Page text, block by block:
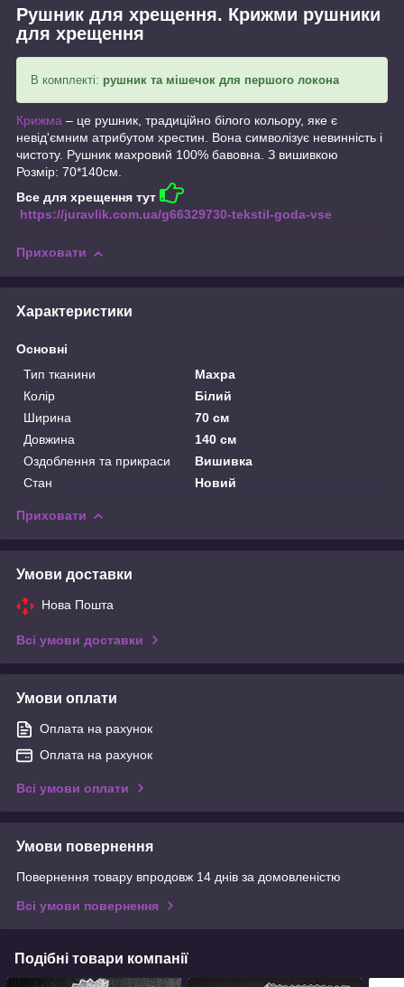
Рушник для хрещення. Крижми рушники
для хрещення
В комплекті: рушник та мішечок для першого локона
Крижма – це рушник, традиційно білого кольору, яке є
невід'ємним атрибутом хрестин. Вона символізує невинність і
чистоту. Рушник махровий 100% бавовна. З вишивкою
Розмір: 70*140см.
Все для хрещення тут
https://juravlik.com.ua/g66329730-tekstil-goda-vse
Приховати
Характеристики
Основні
Тип тканини
Махра
Колір
Білий
Ширина
70 см
Довжина
140 см
Оздоблення та прикраси
Вишивка
Стан
Новий
Приховати
Умови доставки
Нова Пошта
Всі умови доставки
Умови оплати
Оплата на рахунок
Оплата на рахунок
Всі умови оплати
Умови повернення
Повернення товару впродовж 14 днів за домовленістю
Всі умови повернення
Подібні товари компанії